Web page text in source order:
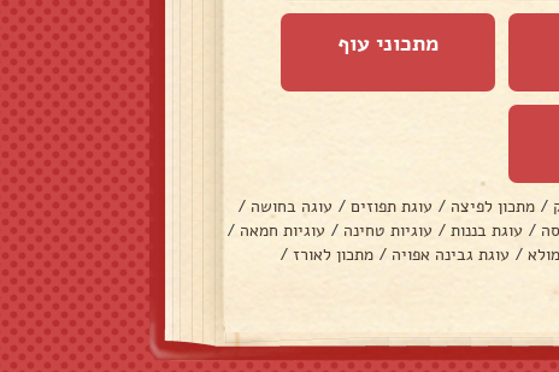
מתכוני עוף
/ מתכון לפיצה / עוגת תפוזים / עוגה בחושה /
/ עוגת בננות / עוגיות טחינה / עוגיות חמאה /
/ עוגת גבינה אפויה / מתכון לאורז /